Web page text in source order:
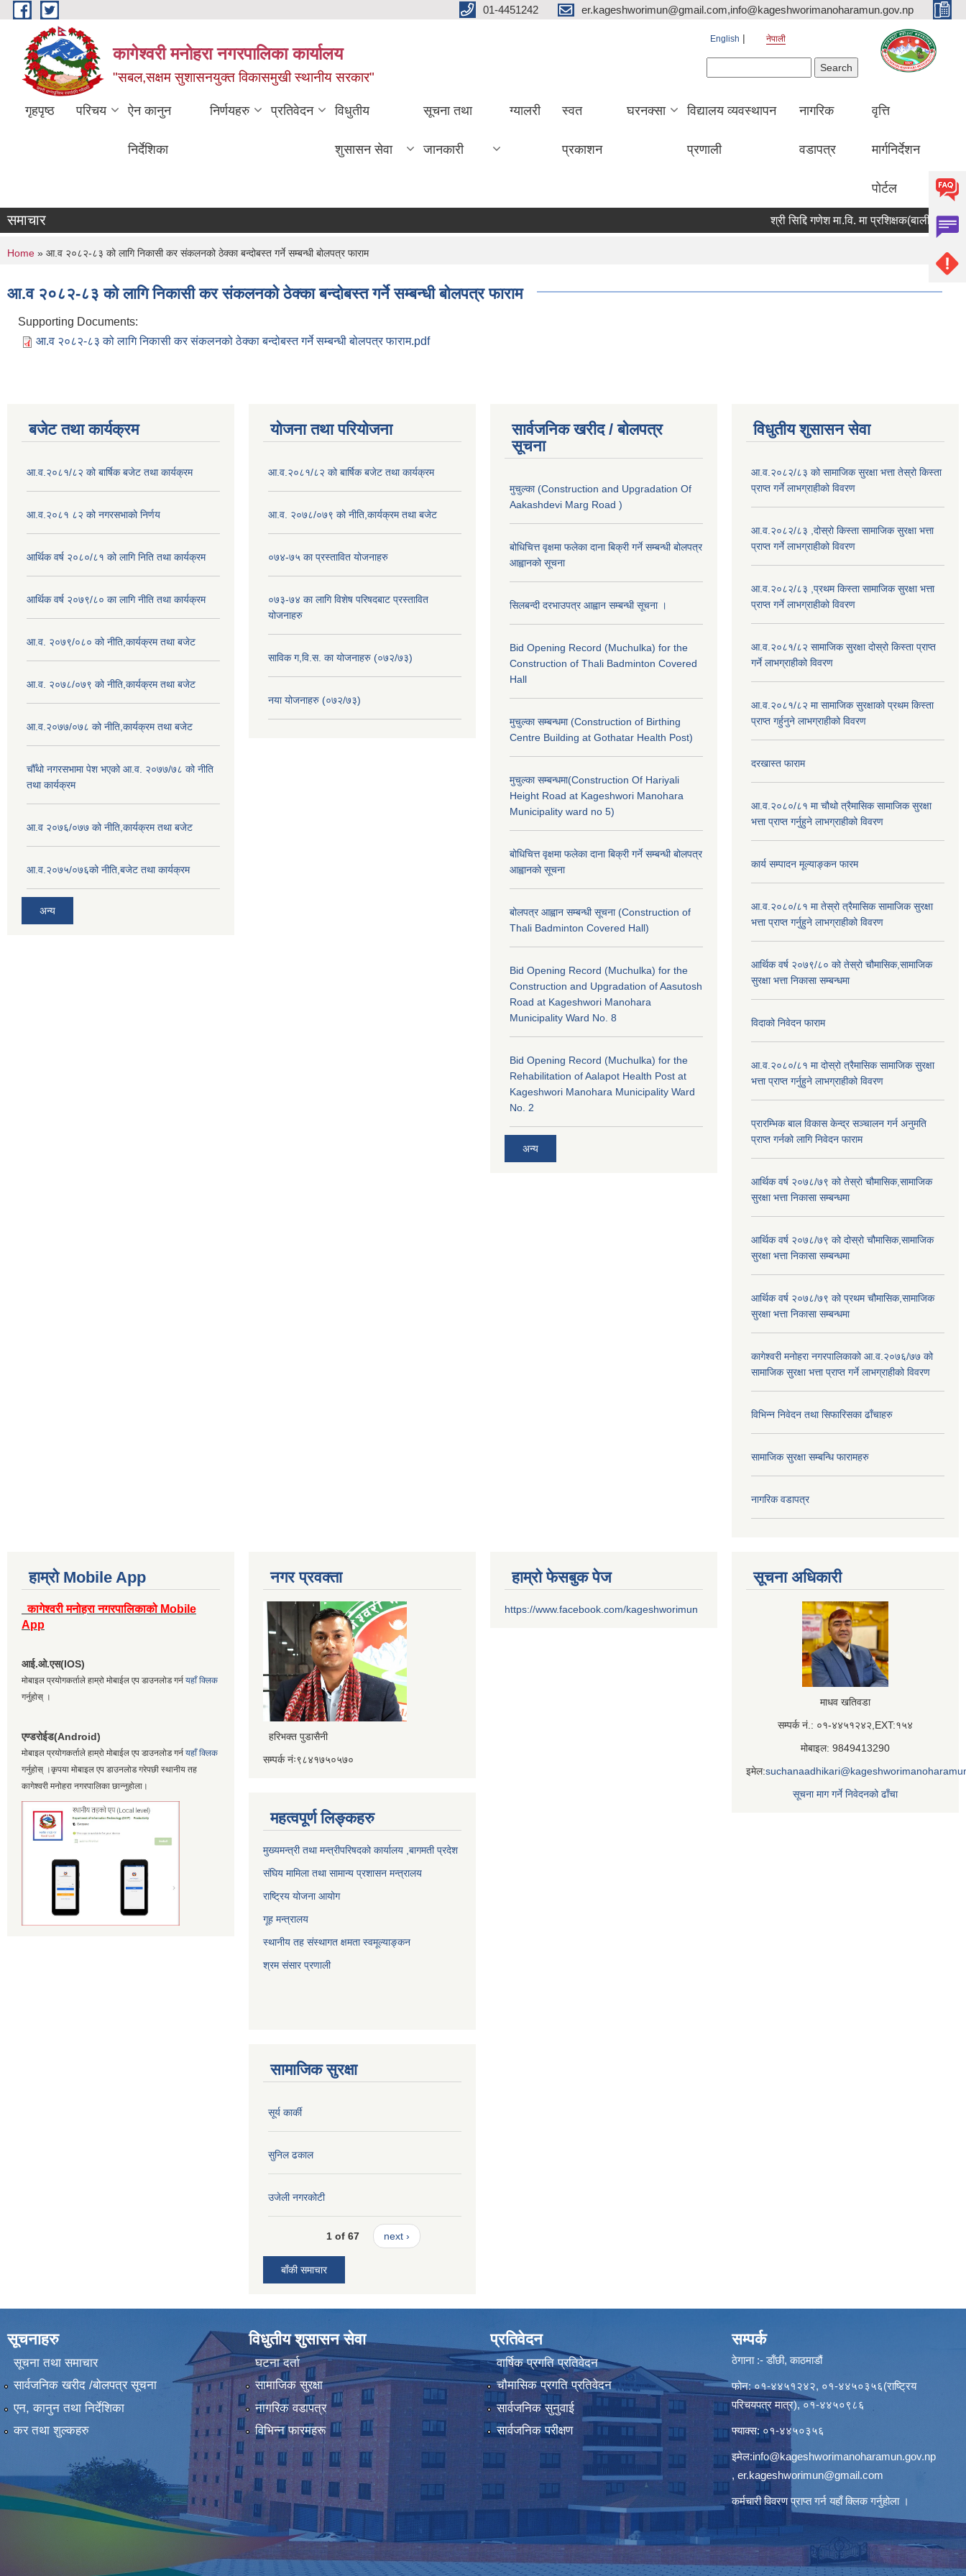
Skip to main content 01-4451242 er.kageshworimun@gmail.com,info@kageshworimanoharamun.gov.np
कागेश्वरी मनोहरा नगरपालिका कार्यालय
"सबल,सक्षम सुशासनयुक्त विकासमुखी स्थानीय सरकार"
English नेपाली
गृहपृष्ठ परिचय ऐन कानुन
निर्देशिका
निर्णयहरु प्रतिवेदन विधुतीय
शुसासन सेवा
सूचना तथा
जानकारी
ग्यालरी स्वत
प्रकाशन
घरनक्सा विद्यालय व्यवस्थापन
प्रणाली
नागरिक
वडापत्र
वृत्ति
मार्गनिर्देशन
पोर्टल
समाचार श्री सिद्दि गणेश मा.वि. मा प्रशिक्षक(बाली विज्ञान)
You are here
Home » आ.व २०८२-८३ को लागि निकासी कर संकलनको ठेक्का बन्दोबस्त गर्ने सम्बन्धी बोलपत्र फाराम
आ.व २०८२-८३ को लागि निकासी कर संकलनको ठेक्का बन्दोबस्त गर्ने सम्बन्धी बोलपत्र फाराम
Supporting Documents:
आ.व २०८२-८३ को लागि निकासी कर संकलनको ठेक्का बन्दोबस्त गर्ने सम्बन्धी बोलपत्र फाराम.pdf
बजेट तथा कार्यक्रम
आ.व.२०८१/८२ को बार्षिक बजेट तथा कार्यक्रम
आ.व.२०८१ ८२ को नगरसभाको निर्णय
आर्थिक वर्ष २०८०/८१ को लागि निति तथा कार्यक्रम
आर्थिक वर्ष २०७९/८० का लागि नीति तथा कार्यक्रम
आ.व. २०७९/०८० को नीति,कार्यक्रम तथा बजेट
आ.व. २०७८/०७९ को नीति,कार्यक्रम तथा बजेट
आ.व.२०७७/०७८ को नीति,कार्यक्रम तथा बजेट
चौँथो नगरसभामा पेश भएको आ.व. २०७७/७८ को नीति
तथा कार्यक्रम
आ.व २०७६/०७७ को नीति,कार्यक्रम तथा बजेट
आ.व.२०७५/०७६को नीति,बजेट तथा कार्यक्रम
अन्य
योजना तथा परियोजना
आ.व.२०८१/८२ को बार्षिक बजेट तथा कार्यक्रम
आ.व. २०७८/०७९ को नीति,कार्यक्रम तथा बजेट
०७४-७५ का प्रस्तावित योजनाहरु
०७३-७४ का लागि विशेष परिषदबाट प्रस्तावित
योजनाहरु
साविक ग,वि.स. का योजनाहरु (०७२/७३)
नया योजनाहरु (०७२/७३)
सार्वजनिक खरीद / बोलपत्र
सूचना
मुचुल्का (Construction and Upgradation Of
Aakashdevi Marg Road )
बोधिचित्त वृक्षमा फलेका दाना बिक्री गर्ने सम्बन्धी बोलपत्र
आह्वानको सूचना
सिलबन्दी दरभाउपत्र आह्वान सम्बन्धी सूचना ।
Bid Opening Record (Muchulka) for the
Construction of Thali Badminton Covered
Hall
मुचुल्का सम्बन्धमा (Construction of Birthing
Centre Building at Gothatar Health Post)
मुचुल्का सम्बन्धमा(Construction Of Hariyali
Height Road at Kageshwori Manohara
Municipality ward no 5)
बोधिचित्त वृक्षमा फलेका दाना बिक्री गर्ने सम्बन्धी बोलपत्र
आह्वानको सूचना
बोलपत्र आह्वान सम्बन्धी सूचना (Construction of
Thali Badminton Covered Hall)
Bid Opening Record (Muchulka) for the
Construction and Upgradation of Aasutosh
Road at Kageshwori Manohara
Municipality Ward No. 8
Bid Opening Record (Muchulka) for the
Rehabilitation of Aalapot Health Post at
Kageshwori Manohara Municipality Ward
No. 2
अन्य
विधुतीय शुसासन सेवा
आ.व.२०८२/८३ को सामाजिक सुरक्षा भत्ता तेस्रो किस्ता
प्राप्त गर्ने लाभग्राहीको विवरण
आ.व.२०८२/८३ ,दोस्रो किस्ता सामाजिक सुरक्षा भत्ता
प्राप्त गर्ने लाभग्राहीको विवरण
आ.व.२०८२/८३ ,प्रथम किस्ता सामाजिक सुरक्षा भत्ता
प्राप्त गर्ने लाभग्राहीको विवरण
आ.व.२०८१/८२ सामाजिक सुरक्षा दोस्रो किस्ता प्राप्त
गर्ने लाभग्राहीको विवरण
आ.व.२०८१/८२ मा सामाजिक सुरक्षाको प्रथम किस्ता
प्राप्त गर्हुनुने लाभग्राहीको विवरण
दरखास्त फाराम
आ.व.२०८०/८१ मा चौथो त्रैमासिक सामाजिक सुरक्षा
भत्ता प्राप्त गर्नुहुने लाभग्राहीको विवरण
कार्य सम्पादन मूल्याङ्कन फारम
आ.व.२०८०/८१ मा तेस्रो त्रैमासिक सामाजिक सुरक्षा
भत्ता प्राप्त गर्नुहुने लाभग्राहीको विवरण
आर्थिक वर्ष २०७९/८० को तेस्रो चौमासिक,सामाजिक
सुरक्षा भत्ता निकासा सम्बन्धमा
विदाको निवेदन फाराम
आ.व.२०८०/८१ मा दोस्रो त्रैमासिक सामाजिक सुरक्षा
भत्ता प्राप्त गर्नुहुने लाभग्राहीको विवरण
प्रारम्भिक बाल विकास केन्द्र सञ्चालन गर्न अनुमति
प्राप्त गर्नको लागि निवेदन फाराम
आर्थिक वर्ष २०७८/७९ को तेस्रो चौमासिक,सामाजिक
सुरक्षा भत्ता निकासा सम्बन्धमा
आर्थिक वर्ष २०७८/७९ को दोस्रो चौमासिक,सामाजिक
सुरक्षा भत्ता निकासा सम्बन्धमा
आर्थिक वर्ष २०७८/७९ को प्रथम चौमासिक,सामाजिक
सुरक्षा भत्ता निकासा सम्बन्धमा
कागेश्वरी मनोहरा नगरपालिकाको आ.व.२०७६/७७ को
सामाजिक सुरक्षा भत्ता प्राप्त गर्ने लाभग्राहीको विवरण
विभिन्न निवेदन तथा सिफारिसका ढाँचाहरु
सामाजिक सुरक्षा सम्बन्धि फारामहरु
नागरिक वडापत्र
हाम्रो Mobile App
कागेश्वरी मनोहरा नगरपालिकाको Mobile
App
आई.ओ.एस(IOS)
मोबाइल प्रयोगकर्ताले हाम्रो मोबाईल एप डाउनलोड गर्न यहाँ क्लिक
गर्नुहोस् ।
एण्डरोईड(Android)
मोबाइल प्रयोगकर्ताले हाम्रो मोबाईल एप डाउनलोड गर्न यहाँ क्लिक
गर्नुहोस् ।कृपया मोबाइल एप डाउनलोड गरेपछी स्थानीय तह
कागेश्वरी मनोहरा नगरपालिका छान्नुहोला।
नगर प्रवक्ता
हरिभक्त पुडासैनी
सम्पर्क नंः९८४१७५०५७०
महत्वपूर्ण लिङ्कहरु
मुख्यमन्त्री तथा मन्त्रीपरिषदको कार्यालय ,बागमती प्रदेश
संघिय मामिला तथा सामान्य प्रशासन मन्त्रालय
राष्ट्रिय योजना आयोग
गूह मन्त्रालय
स्थानीय तह संस्थागत क्षमता स्वमूल्याङ्कन
श्रम संसार प्रणाली
सामाजिक सुरक्षा
सूर्य कार्की
सुनिल ढकाल
उजेली नगरकोटी
1 of 67 next ›
बाँकी समाचार
हाम्रो फेसबुक पेज
https://www.facebook.com/kageshworimun
सूचना अधिकारी
माधव खतिवडा
सम्पर्क नं.: ०१-४४५१२४२,EXT:१५४
मोबाइल: 9849413290
इमेल:
सूचना माग गर्ने निवेदनको ढाँचा
सूचनाहरु
सूचना तथा समाचार
सार्वजनिक खरीद /बोलपत्र सूचना
एन, कानुन तथा निर्देशिका
कर तथा शुल्कहरु
विधुतीय शुसासन सेवा
घटना दर्ता
सामाजिक सुरक्षा
नागरिक वडापत्र
विभिन्न फारमहरू
प्रतिवेदन
वार्षिक प्रगति प्रतिवेदन
चौमासिक प्रगति प्रतिवेदन
सार्वजनिक सुनुवाई
सार्वजनिक परीक्षण
सम्पर्क
ठेगाना :- डाँछी, काठमाडौं
फोन: ०१-४४५१२४२, ०१-४४५०३५६(राष्ट्रिय
परिचयपत्र मात्र), ०१-४४५०९८६
फ्याक्स: ०१-४४५०३५६
इमेल:info@kageshworimanoharamun.gov.np
, er.kageshworimun@gmail.com
कर्मचारी विवरण प्राप्त गर्नयहाँ क्लिकगर्नुहोला ।